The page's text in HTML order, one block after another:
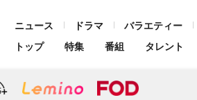
ニュース ドラマ バラエティー
トップ
特集 番組 タレント